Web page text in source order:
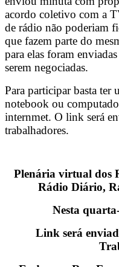
trabalhadores
da
TV
Fronteira,
Rádio
Diário,
Fronteira
acordo coletivo com a
de rádio não poderiam
que fazem parte do
para elas foram
serem negociadas.
Para participar basta
notebook ou
internmet. O link será
trabalhadores.
Plenária virtual dos
Rádio Diário,
Nesta
Link será